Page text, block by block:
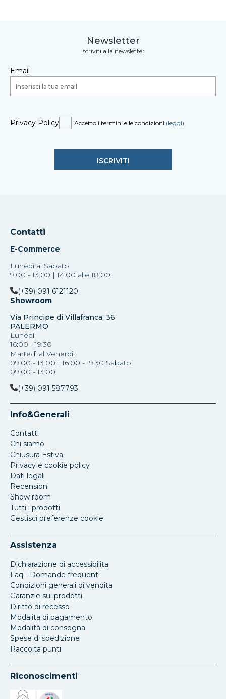
Newsletter
Iscriviti alla newsletter
Email
Privacy Policy Accetto i termini e le condizioni (leggi)
Contatti
E-Commerce
Lunedì al Sabato
9:00 - 13:00 | 14:00 alle 18:00.
(+39) 091 6121120
Showroom
Via Principe di Villafranca, 36
PALERMO
Lunedì:
16:00 - 19:30
Martedì al Venerdi:
09:00 - 13:00 | 16:00 - 19:30 Sabato:
09:00 - 13:00
(+39) 091 587793
Info&Generali
Contatti
Chi siamo
Chiusura Estiva
Privacy e cookie policy
Dati legali
Recensioni
Show room
Tutti i prodotti
Gestisci preferenze cookie
Assistenza
Dichiarazione di accessibilita
Faq - Domande frequenti
Condizioni generali di vendita
Garanzie sui prodotti
Diritto di recesso
Modalita di pagamento
Modalità di consegna
Spese di spedizione
Raccolta punti
Riconoscimenti